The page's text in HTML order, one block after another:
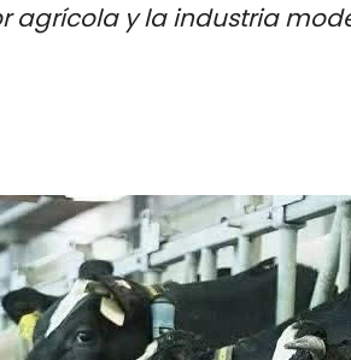
agrícola y la industria